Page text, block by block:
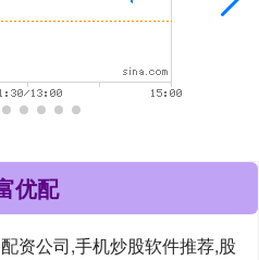
优配
资公司,手机炒股软件推荐,股